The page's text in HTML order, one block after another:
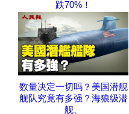
跌70%！
数量决定一切吗？美国潜舰
舰队究竟有多强？海狼级潜
舰、